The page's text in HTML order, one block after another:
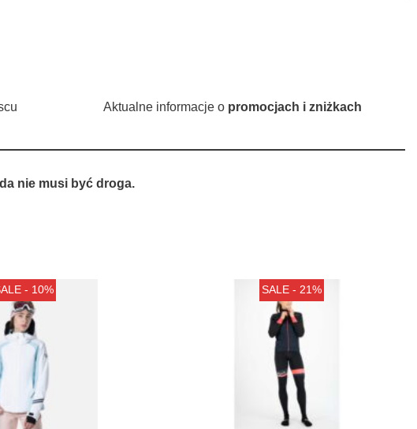
Aktualne informacje o promocjach i zniżkach
nie musi być droga.
- 10% SALE - 21%